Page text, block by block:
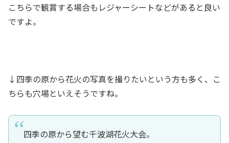
こちらで観賞する場合もレジャーシートなどがあると良い
ですよ。
↓四季の原から花火の写真を撮りたいという方も多く、こ
ちらも穴場といえそうですね。
四季の原から望む千波湖花火大会。